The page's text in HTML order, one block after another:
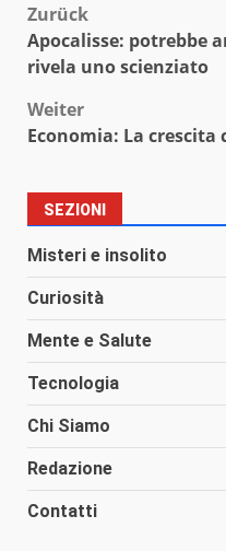
Zurück
Apocalisse: potrebbe
rivela uno scienziato
Weiter
Economia: La crescita
SEZIONI
Misteri e insolito
Curiosità
Mente e Salute
Tecnologia
Chi Siamo
Redazione
Contatti